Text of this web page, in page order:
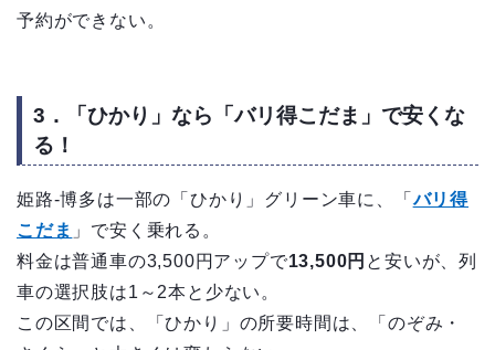
予約ができない。
3．「ひかり」なら「バリ得こだま」で安くな
る！
姫路-博多は一部の「ひかり」グリーン車に、「バリ得
こだま 」で安く乗れる。
料金は普通車の3,500円アップで13,500円 と安いが、列
車の選択肢は1～2本と少ない。
この区間では、「ひかり」の所要時間は、「のぞみ・